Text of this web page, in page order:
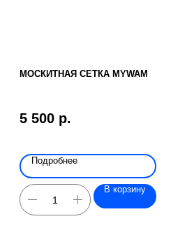
МОСКИТНАЯ СЕТКА MYWAM
5 500 р.
Подробнее
В корзину